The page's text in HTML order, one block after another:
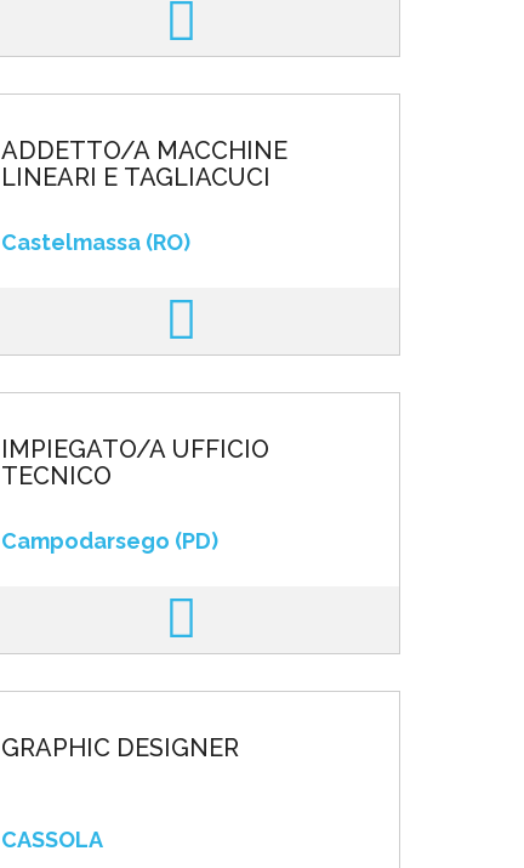
ADDETTO/A MACCHINE
LINEARI E TAGLIACUCI
Castelmassa (RO)
IMPIEGATO/A UFFICIO
TECNICO
Campodarsego (PD)
GRAPHIC DESIGNER
CASSOLA